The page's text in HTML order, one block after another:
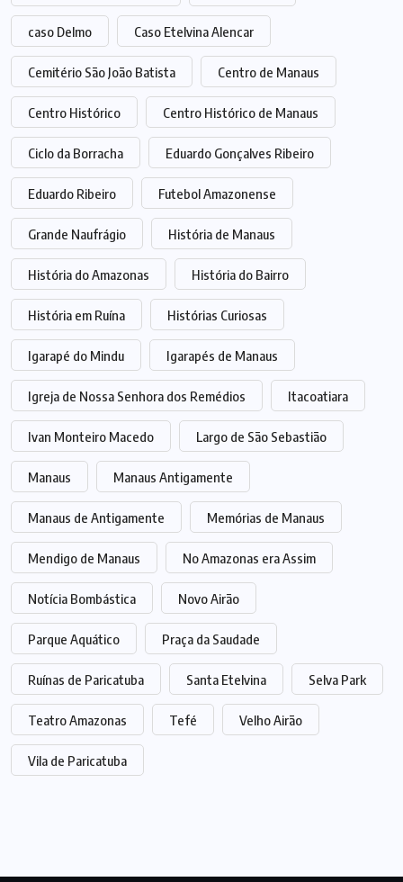
caso Delmo Caso Etelvina Alencar
Cemitério São João Batista Centro de Manaus
Centro Histórico Centro Histórico de Manaus
Ciclo da Borracha Eduardo Gonçalves Ribeiro
Eduardo Ribeiro Futebol Amazonense
Grande Naufrágio História de Manaus
História do Amazonas História do Bairro
História em Ruína Histórias Curiosas
Igarapé do Mindu Igarapés de Manaus
Igreja de Nossa Senhora dos Remédios Itacoatiara
Ivan Monteiro Macedo Largo de São Sebastião
Manaus Manaus Antigamente
Manaus de Antigamente Memórias de Manaus
Mendigo de Manaus No Amazonas era Assim
Notícia Bombástica Novo Airão
Parque Aquático Praça da Saudade
Ruínas de Paricatuba Santa Etelvina Selva Park
Teatro Amazonas Tefé Velho Airão
Vila de Paricatuba